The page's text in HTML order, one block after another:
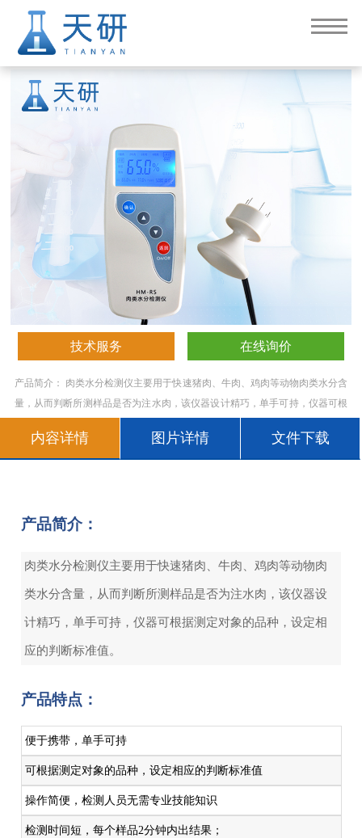
肉类水分检测仪
技术服务 在线询价
产品简介： 肉类水分检测仪主要用于快速猪肉、牛肉、鸡肉等动物肉类水分含
量，从而判断所测样品是否为注水肉，该仪器设计精巧，单手可持，仪器可根
内容详情 图片详情 文件下载
产品简介：
肉类水分检测仪主要用于快速猪肉、牛肉、鸡肉等动物肉
类水分含量，从而判断所测样品是否为注水肉，该仪器设
计精巧，单手可持，仪器可根据测定对象的品种，设定相
应的判断标准值。
产品特点：
便于携带，单手可持
可根据测定对象的品种，设定相应的判断标准值
操作简便，检测人员无需专业技能知识
检测时间短，每个样品2分钟内出结果；